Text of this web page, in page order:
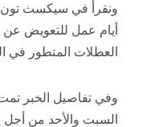
ونقرأ في سيكسث تون
أيام عمل للتعويض عن
العطلات المتطور في
وفي تفاصيل الخبر تمت
السبت والأحد من